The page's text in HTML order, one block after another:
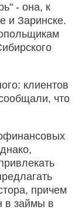
- она, к
и Заринске.
клиентов
что
причем
в займы в